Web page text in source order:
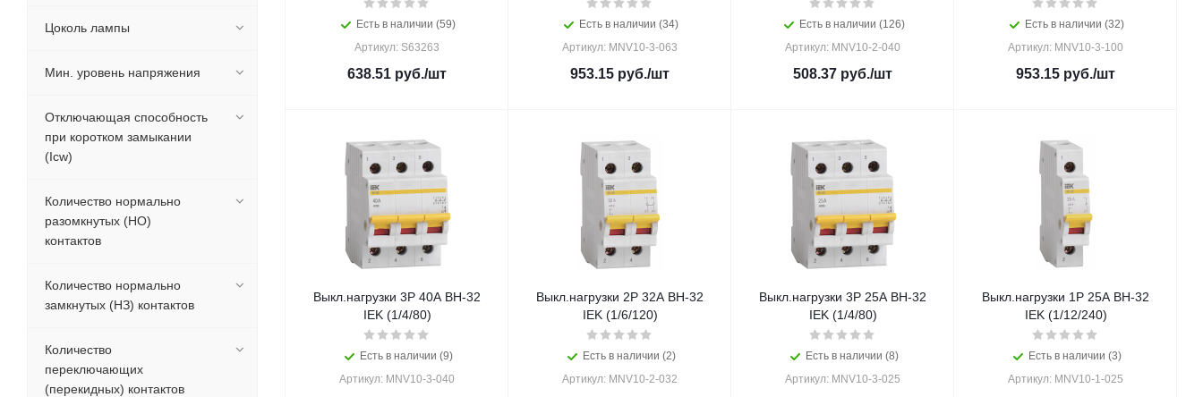
Есть в наличии (59)
Артикул: S63263
638.51 руб./шт
Есть в наличии (34)
Артикул: MNV10-3-063
953.15 руб./шт
Есть в наличии (126)
Артикул: MNV10-2-040
508.37 руб./шт
Есть в наличии (32)
Артикул: MNV10-3-100
953.15 руб./шт
Выкл.нагрузки 3Р 40А ВН-32
IEK (1/4/80)
Есть в наличии (9)
Артикул: MNV10-3-040
Выкл.нагрузки 2Р 32А ВН-32
IEK (1/6/120)
Есть в наличии (2)
Артикул: MNV10-2-032
Выкл.нагрузки 3Р 25А ВН-32
IEK (1/4/80)
Есть в наличии (8)
Артикул: MNV10-3-025
Выкл.нагрузки 1Р 25А ВН-32
IEK (1/12/240)
Есть в наличии (3)
Артикул: MNV10-1-025
Цоколь лампы
Мин. уровень напряжения
Отключающая способность
при коротком замыкании
(Icw)
Количество нормально
разомкнутых (НО)
контактов
Количество нормально
замкнутых (НЗ) контактов
Количество
переключающих
(перекидных) контактов